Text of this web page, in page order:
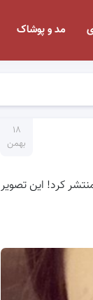
مد و پوشاک
۱۸
بهمن
کرد! این تصویر